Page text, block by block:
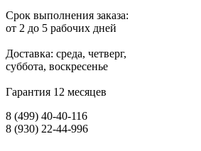
Срок выполнения заказа:
от 2 до 5 рабочих дней
Доставка: среда, четверг,
суббота, воскресенье
Гарантия 12 месяцев
8 (499) 40-40-116
8 (930) 22-44-996